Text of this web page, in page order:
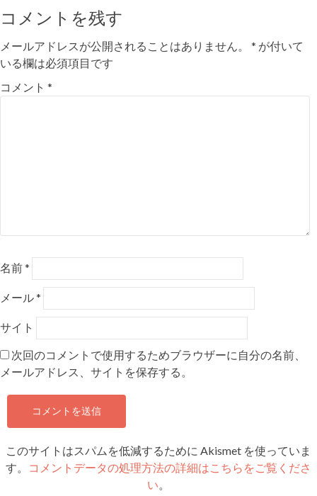
ナ
ビ
ゲ
ー
コメントを残す
メールアドレスが公開されることはありません。 * が付いて
いる欄は必須項目です
コメント *
名前*
メール*
サイト
次回のコメントで使用するためブラウザーに自分の名前、
メールアドレス、サイトを保存する。
このサイトはスパムを低減するために Akismet を使っていま
す。
コメントデータの処理方法の詳細はこちらをご覧くださ
い。